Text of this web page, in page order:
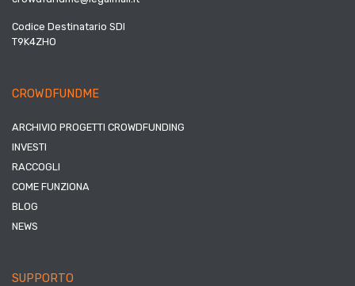
Codice Destinatario SDI
T9K4ZHO
CROWDFUNDME
ARCHIVIO PROGETTI CROWDFUNDING
INVESTI
RACCOGLI
COME FUNZIONA
BLOG
NEWS
SUPPORTO